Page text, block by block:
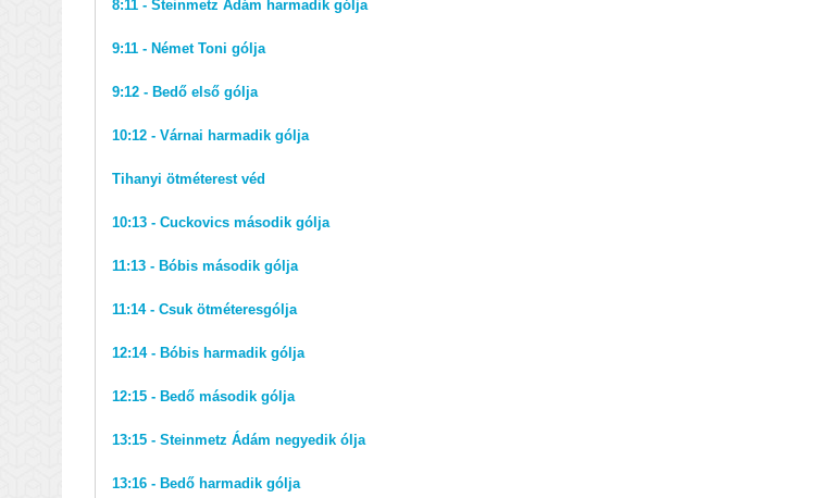
8:11 - Steinmetz Ádám harmadik gólja
9:11 - Német Toni gólja
9:12 - Bedő első gólja
10:12 - Várnai harmadik gólja
Tihanyi ötméterest véd
10:13 - Cuckovics második gólja
11:13 - Bóbis második gólja
11:14 - Csuk ötméteresgólja
12:14 - Bóbis harmadik gólja
12:15 - Bedő második gólja
13:15 - Steinmetz Ádám negyedik ólja
13:16 - Bedő harmadik gólja